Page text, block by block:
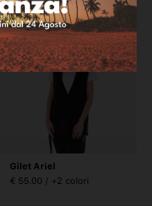
Gilet Ariel
€ 55.00 / +2 colori